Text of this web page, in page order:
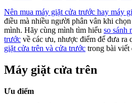
Nên mua máy giặt cửa trước hay máy
điều mà nhiều người phân vân khi
mình. Hãy cùng mình tìm hiểu so sánh
trước về các ưu, nhược điểm để đưa ra
giặt cửa trên và cửa trước trong bài viết
Máy giặt cửa trên
Ưu điểm